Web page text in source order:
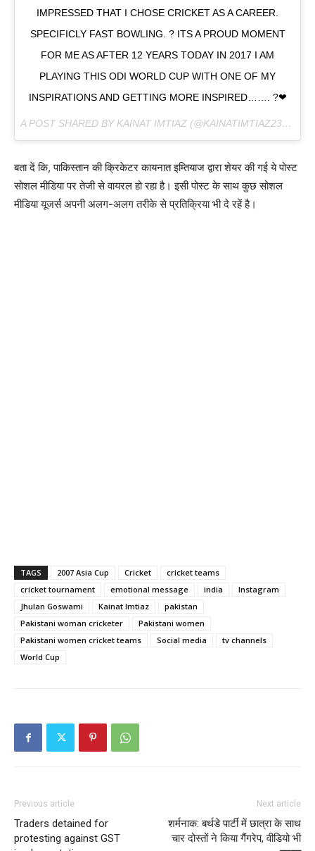
IMPRESSED THAT I CHOSE CRICKET AS A CAREER.
SPECIFICLY FAST BOWLING. ? ITS A PROUD MOMENT
FOR ME AS AFTER 12 YEARS TODAY IN 2017 I AM
PLAYING THIS ODI WORLD CUP WITH ONE OF MY
INSPIRATIONS AND GETTING MORE INSPIRED……. ?❤
A POST SHARED BY KAINAT IMTIAZ (@KAINATIMTIAZ23) ON
बता दें कि, पाकिस्तान की क्रिकेटर कायनात इम्तियाज द्वारा शेयर की गई ये पोस्ट
सोशल मीडिया पर तेजी से वायरल हो रहा है। इसी पोस्ट के साथ कुछ सोशल
मीडिया यूजर्स अपनी अलग-अलग तरीके से प्रतिक्रिया भी दे रहें है।
TAGS 2007 Asia Cup Cricket
cricket teams
cricket tournament
emotional message india
Instagram
Jhulan Goswami
Kainat Imtiaz
pakistan
Pakistani woman cricketer
Pakistani women
Pakistani women cricket teams
Social media
tv channels
World Cup
Previous article
Traders detained for
protesting against GST
Next article
शर्मनाक: बर्थडे पार्टी में छात्रा के साथ
चार दोस्तों ने किया गैंगरेप, वीडियो भी